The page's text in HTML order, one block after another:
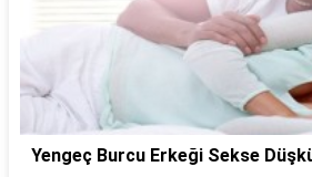
Yengeç Burcu Erkeği Sekse